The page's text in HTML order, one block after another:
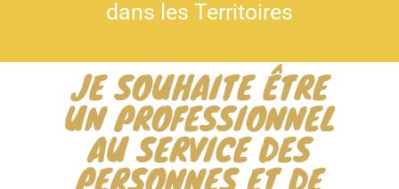
dans les Territoires
JE SOUHAITE ÊTRE
UN PROFESSIONNEL
AU SERVICE DES
PERSONNES ET DE